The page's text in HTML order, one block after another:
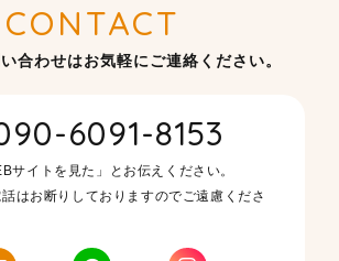
CONTACT
合わせはお気軽にご連絡ください。
6091-8153
サイトを見た」とお伝えください。
はお断りしておりますのでご遠慮くださ